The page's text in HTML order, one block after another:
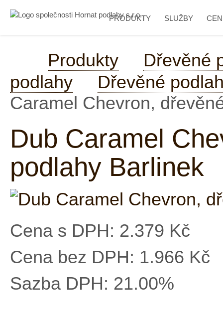
PRODUKTY SLUŽBY
Produkty
Dřevěné
podlahy
Dřevěné
Caramel Chevron,
Dub Caramel
podlahy Barlinek
Cena s DPH: 2.379 Kč
Cena bez DPH: 1.966 Kč
Sazba DPH: 21.00%